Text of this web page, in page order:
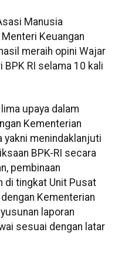
Manusia
Keuangan
meraih opini Wajar
BPK RI selama 10 kali
upaya dalam
Kementerian
yakni menindaklanjuti
BPK-RI secara
pembinaan
di tingkat Unit Pusat
Kementerian
laporan
sesuai dengan latar